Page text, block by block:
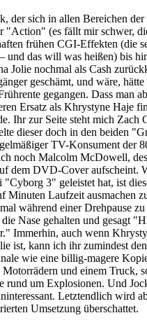
der sich in allen Bereichen
"Action" (es fällt mir schwer,
frühen CGI-Effekten (die
und das will was heißen) bis
Jolie nochmal als Cash
geschämt, und wäre,
gegangen. Dass man
Ersatz als Khrystyne Haje
Ihr zur Seite steht mich Zach
dieser doch in den beiden
TV-Konsument der
noch Malcolm McDowell,
dem DVD-Cover aufscheint.
"Cyborg 3" geleistet hat, ist
Minuten Laufzeit ausmachen
während einer Drehpause
Nase gehalten und gesagt
Immerhin, auch wenn
ist, kann ich ihr zumindest
wie eine billig-magere
Motorrädern und einem Truck,
rund um Explosionen. Und
Letztendlich wird
Umsetzung überschattet.